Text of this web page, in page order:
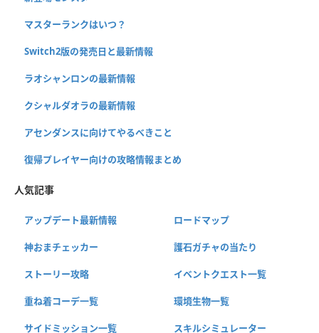
マスターランクはいつ？
Switch2版の発売日と最新情報
ラオシャンロンの最新情報
クシャルダオラの最新情報
アセンダンスに向けてやるべきこと
復帰プレイヤー向けの攻略情報まとめ
人気記事
アップデート最新情報 ロードマップ
神おまチェッカー 護石ガチャの当たり
ストーリー攻略 イベントクエスト一覧
重ね着コーデ一覧 環境生物一覧
サイドミッション一覧 スキルシミュレーター